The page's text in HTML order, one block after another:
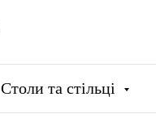
Столи та стільці